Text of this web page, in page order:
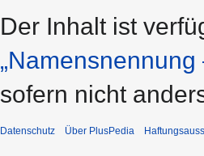
Der Inhalt ist
sofern nicht
Datenschutz Über PlusPedia